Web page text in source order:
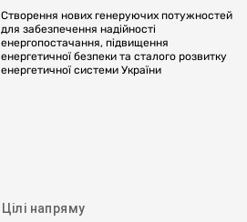
Створення нових генеруючих потужностей
для забезпечення надійності
енергопостачання, підвищення
енергетичної безпеки та сталого розвитку
енергетичної системи України
Цілі напряму